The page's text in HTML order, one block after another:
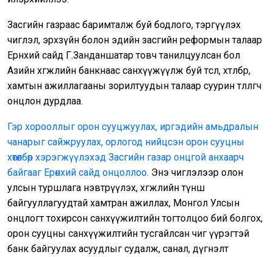
Засгийн газраас баримталж буй бодлого, тэргүүлэх
чиглэл, эрхзүйн болон эдийн засгийн реформын талаар
Ерөнхий сайд Г.Занданшатар товч танилцуулсан бол
Азийн хөгжлийн банкнаас санхүүжүүлж буй төсөл, хөтөлбөр,
хамтын ажиллагааны зорилтуудын талаар суурин төлөөлөгч
онцлон дурдлаа.
Гэр хорооллыг орон сууцжуулах, иргэдийн амьдралын
чанарыг сайжруулах, орлогод нийцсэн орон сууцны
хөтөлбөр хэрэгжүүлэхэд Засгийн газар онцгой анхаарч
байгааг Ерөнхий сайд онцоллоо. Энэ чиглэлээр олон
улсын туршлага нэвтрүүлэх, хөгжлийн түнш
байгууллагуудтай хамтран ажиллах, Монгол Улсын
онцлогт тохирсон санхүүжилтийн тогтолцоо бий болгох,
орон сууцны санхүүжилтийн тусгайлсан чиг үүрэгтэй
банк байгуулах асуудлыг судалж, санал, дүгнэлт